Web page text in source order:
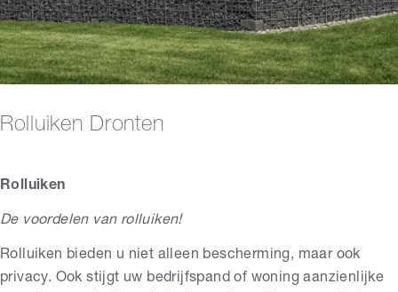
Rolluiken Dronten
Rolluiken
De voordelen van rolluiken!
Rolluiken bieden u niet alleen bescherming, maar ook
privacy. Ook stijgt uw bedrijfspand of woning aanzienlijke